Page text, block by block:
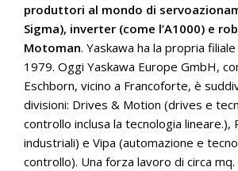
produttori al mondo di
Sigma), inverter (come l’A1000) e
Motoman. Yaskawa ha la propria
1979. Oggi Yaskawa Europe GmbH,
Eschborn, vicino a Francoforte, è
divisioni: Drives & Motion (drives e
controllo inclusa la tecnologia
industriali) e Vipa (automazione e
controllo). Una forza lavoro di circa